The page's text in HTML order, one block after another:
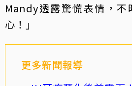
Mandy透露驚慌表情，不
心！」
更多新聞報導